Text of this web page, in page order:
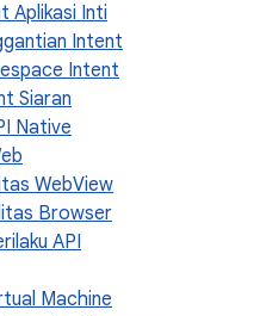
Aplikasi Inti
Intent
Intent
Siaran
Native
WebView
Browser
API
Machine